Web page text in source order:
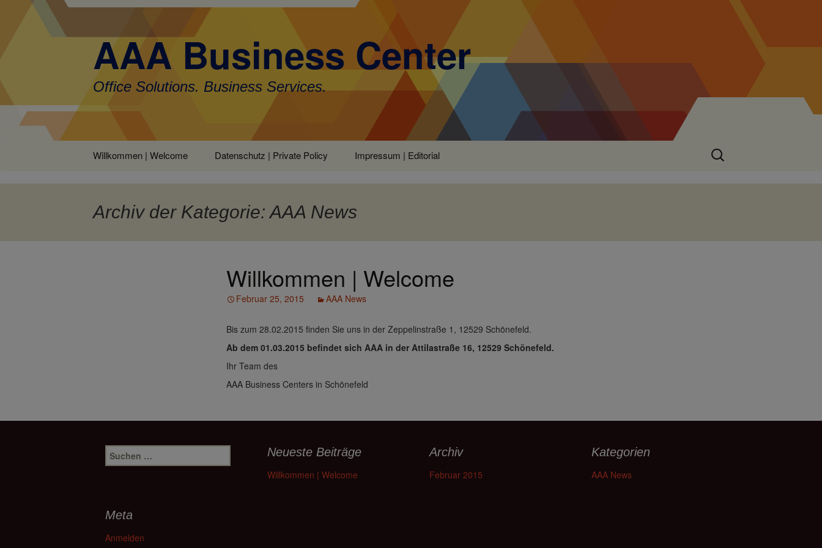
AAA Business Center
Office Solutions. Business Services.
InhaltWillkommen | Welcome Datenschutz | Private Policy Impressum | Editorial
Suchen
nach:
Archiv der Kategorie: AAA News
Willkommen | Welcome
Februar 25, 2015 AAA News
Bis zum 28.02.2015 finden Sie uns in der Zeppelinstraße 1, 12529 Schönefeld.
Ab dem 01.03.2015 befindet sich AAA in der Attilastraße 16, 12529 Schönefeld.
Ihr Team des
AAA Business Centers in Schönefeld
Suchen
nach:
Neueste Beiträge
Willkommen | Welcome
Archiv
Februar 2015
Kategorien
AAA News
Meta
Anmelden